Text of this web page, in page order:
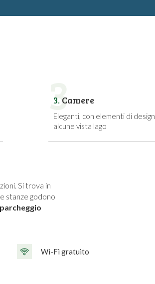
3
3. Camere
Eleganti, con elementi di design
alcune vista lago
Si trova in
stanze godono
parcheggio
Wi-Fi gratuito